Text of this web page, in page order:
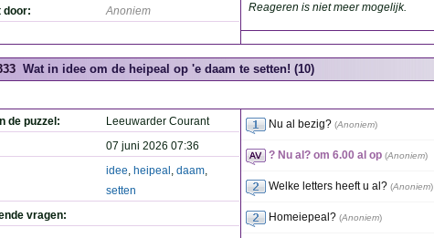
door: Anoniem Reageren is niet meer mogelijk.
Wat in idee om de heipeal op 'e daam te setten! (10)
de puzzel:
Leeuwarder Courant
07 juni 2026 07:36
idee, heipeal , daam,
setten
vragen:
Nu al bezig? (Anoniem)
? Nu al? om 6.00 al op (Anoniem)
Welke letters heeft u al? (Anoniem)
Homeiepeal? (Anoniem)